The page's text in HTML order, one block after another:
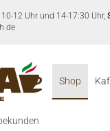
10-12 Uhr und 14-17:30 Uhr,
Shop